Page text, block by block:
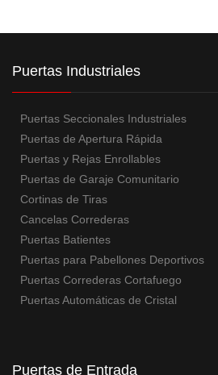
Puertas Industriales
Puertas Seccionales Industriales
Puertas de Apertura Rápida
Puertas y Rejas Enrollables
Puertas de Garaje Comunitario
Cortinas de Tiras
Cancelas Correderas
Puertas Batientes
Puertas para Pabellones Deportivos
Puertas Correderas Cortafuego
Puertas Automáticas de Cristal
Puertas de Entrada